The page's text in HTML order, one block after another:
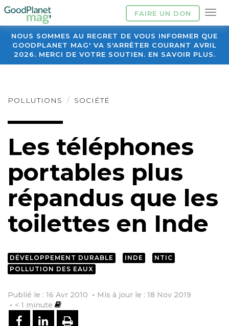
FAIRE UN DON
NOUS SOMMES AU REGRET DE VOUS INFORMER QUE
GOODPLANET MAG' VA S'ARRÊTER COURANT AVRIL
2026. MERCI DE VOTRE SOUTIEN. EN SAVOIR PLUS.
POLLUTIONS SOCIÉTÉ
Les téléphones
portables plus
répandus que les
toilettes en Inde
DÉVELOPPEMENT DURABLE INDE
NTIC
POLLUTION DES EAUX
Publié le : 16 Avr 2010
Mis à jour le : 18 Nov 2019
< 1 minute
PARTAGER SUR FACEBOOK
PARTAGER SUR LINKEDIN
IMPRIMER